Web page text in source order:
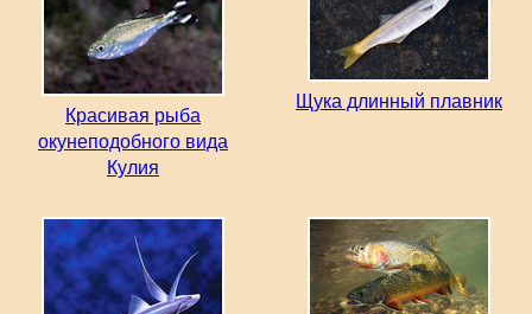
Красивая рыба
окунеподобного вида
Кулия
Щука длинный плавник